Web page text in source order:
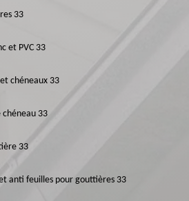
33
et PVC 33
chéneaux 33
chéneau 33
33
anti feuilles pour gouttières 33